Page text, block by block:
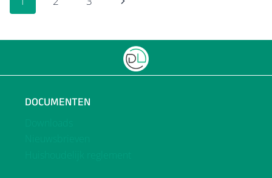
DOCUMENTEN